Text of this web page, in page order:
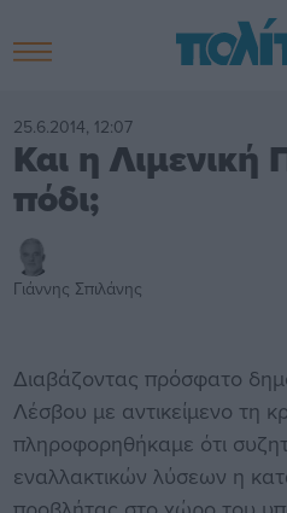
25.6.2014, 12:07
Και η Λιμενική
πόδι;
Γιάννης Σπιλάνης
Διαβάζοντας πρόσφατο
Λέσβου με αντικείμενο τη
πληροφορηθήκαμε ότι
εναλλακτικών λύσεων η